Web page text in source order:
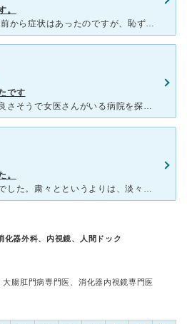
。
肛門科を受診しました。 以前から症状はあったのですが、恥ずかしさもありなかなか受診出来ずにいました。 女性が来院しやすいように女性専用の待合室があり、先生は男性ですがとても丁寧に診察してもらえ
です
痔が気になり都内で評判が良さそうで女医さんがいる病院を探して行きました。女性専用待合があったためあまり人の目を気にしなくて良いのがよかったです。 診察では気になっている点を確認していただき内診も
。
受付から治療までスムーズでした。粛々とというよりは、淡々としていたのかなと思います。治療では看護師さんが誘導してくれました。恥ずかしいと思っていましたが、恥ずかしさを紛らわしてくれるように手際よく進め
化器外科、内視鏡、人間ドック
腸肛門病専門医、消化器内視鏡専門医